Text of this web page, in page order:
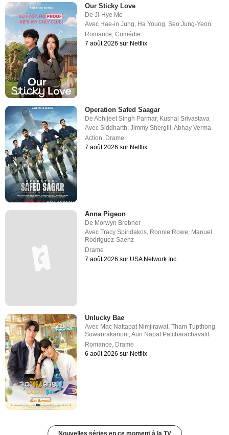
Our Sticky Love
DeJi-Hye Mo
Avec Hae-in Jung, Ha Young,Seo Jung-Yeon
Romance,Comédie
7 août 2026 sur Netflix
Operation Safed Saagar
DeAbhijeet Singh Parmar, Kushal Srivastava
AvecSiddharth,Jimmy Shergill ,Abhay Verma
Action, Drame
7 août 2026 sur Netflix
Anna Pigeon
De Morwyn Brebner
AvecTracy Spiridakos Ronnie Rowe Manuel
Rodriguez-Saenz
Drame
7 août 2026 sur USA Network Inc.
Unlucky Bae
Avec Mac Nattapat Nimjirawat,Tham Tupthong
Suwanrakanont,Aun Napat Patcharachavalit
Romance, Drame
6 août 2026 sur Netflix